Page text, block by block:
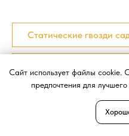
Статические гвозди
Сайт использует файлы cookie.
предпочтения для